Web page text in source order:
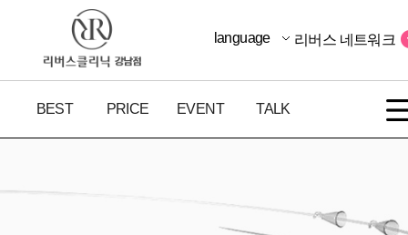
BEST PRICE EVENT TALK
language 리버스 네트워크